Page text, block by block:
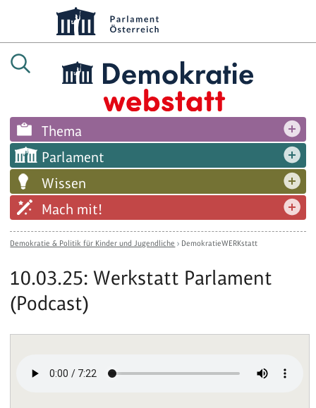
Thema
Parlament
Wissen
Mach mit!
Demokratie & Politik für Kinder und Jugendliche › DemokratieWERKstatt
10.03.25: Werkstatt Parlament
(Podcast)